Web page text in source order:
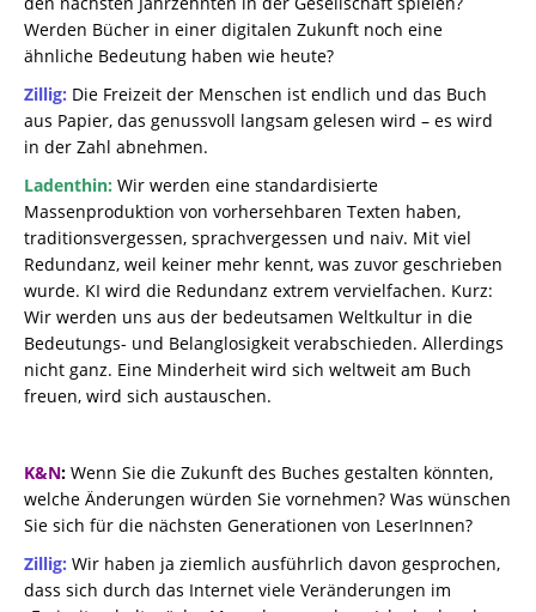
Werden Bücher in einer digitalen Zukunft noch eine
ähnliche Bedeutung haben wie heute?
Zillig: Die Freizeit der Menschen ist endlich und das Buch
aus Papier, das genussvoll langsam gelesen wird – es wird
in der Zahl abnehmen.
Ladenthin: Wir werden eine standardisierte
Massenproduktion von vorhersehbaren Texten haben,
traditionsvergessen, sprachvergessen und naiv. Mit viel
Redundanz, weil keiner mehr kennt, was zuvor geschrieben
wurde. KI wird die Redundanz extrem vervielfachen. Kurz:
Wir werden uns aus der bedeutsamen Weltkultur in die
Bedeutungs- und Belanglosigkeit verabschieden. Allerdings
nicht ganz. Eine Minderheit wird sich weltweit am Buch
freuen, wird sich austauschen.
K&N: Wenn Sie die Zukunft des Buches gestalten könnten,
welche Änderungen würden Sie vornehmen? Was wünschen
Sie sich für die nächsten Generationen von LeserInnen?
Zillig: Wir haben ja ziemlich ausführlich davon gesprochen,
dass sich durch das Internet viele Veränderungen im